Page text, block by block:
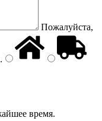
Пожалуйста,
.
время.